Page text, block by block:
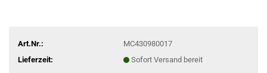
Art.Nr.:
MC430980017
Lieferzeit:
Sofort Versand bereit